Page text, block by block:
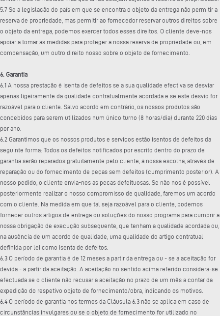
5.7 Se a legislação do país em que se encontra o objeto da entrega não permitir a
reserva de propriedade, mas permitir ao fornecedor reservar outros direitos sobre
o objeto da entrega, podemos exercer todos esses direitos. O cliente deve-nos
apoiar a tomar as medidas para proteger a nossa reserva de propriedade ou, em
compensação, um outro direito nosso sobre o objeto de fornecimento.
6. Garantia
6.1 A nossa prestação é isenta de defeitos se a sua qualidade efectiva se desviar
apenas ligeiramente da qualidade contratualmente acordada e se este desvio for
razoável para o cliente. Salvo acordo em contrário, os nossos produtos são
concebidos para serem utilizados num único turno (8 horas/dia) durante 220 dias
por ano.
6.2 Garantimos que os nossos produtos e serviços estão isentos de defeitos da
seguinte forma: Todos os defeitos notificados por escrito dentro do prazo de
garantia serão reparados gratuitamente pelo cliente, à nossa escolha, através de
reparação ou do fornecimento de peças sem defeitos (cumprimento posterior). A
nosso pedido, o cliente envia-nos as peças defeituosas. Se não nos é possível
posteriormente realizar o nosso compromisso de qualidade, faremos um acordo
com o cliente. Na medida em que tal seja razoável para o cliente, podemos
fornecer outros artigos de entrega ou soluções do nosso programa para cumprir a
nossa obrigação de execução subsequente, que tenham a qualidade acordada ou,
na ausência de um acordo de qualidade, uma qualidade do artigo contratual
definida por lei como isenta de defeitos.
6.3 O período de garantia é de 12 meses a partir da entrega ou - se a aceitação for
devida - a partir da aceitação. A aceitação no sentido acima referido considera-se
efectuada se o cliente não recusar a aceitação no prazo de um mês a contar da
expedição do respetivo objeto de fornecimento/obra, indicando os motivos.
6.4 O período de garantia nos termos da Cláusula 6.3 não se aplica em caso de
circunstâncias invulgares ou se o objeto de fornecimento for utilizado no